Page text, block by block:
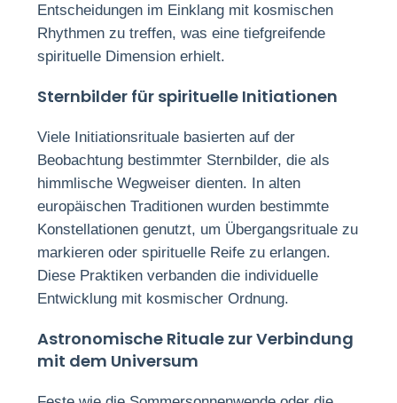
Entscheidungen im Einklang mit kosmischen
Rhythmen zu treffen, was eine tiefgreifende
spirituelle Dimension erhielt.
Sternbilder für spirituelle Initiationen
Viele Initiationsrituale basierten auf der
Beobachtung bestimmter Sternbilder, die als
himmlische Wegweiser dienten. In alten
europäischen Traditionen wurden bestimmte
Konstellationen genutzt, um Übergangsrituale zu
markieren oder spirituelle Reife zu erlangen.
Diese Praktiken verbanden die individuelle
Entwicklung mit kosmischer Ordnung.
Astronomische Rituale zur Verbindung
mit dem Universum